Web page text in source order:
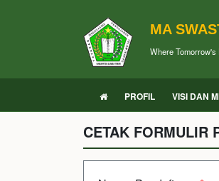
MA
Where Tomorrow's
PROFIL VISI DAN
CETAK FORMULIR